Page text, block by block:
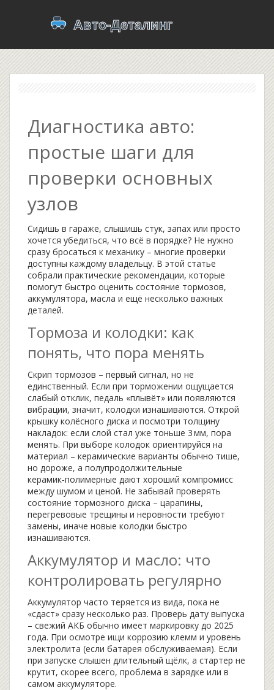
Диагностика авто:
простые шаги для
проверки основных
узлов
Сидишь в гараже, слышишь стук, запах или просто
хочется убедиться, что всё в порядке? Не нужно
сразу бросаться к механику – многие проверки
доступны каждому владельцу. В этой статье
собрали практические рекомендации, которые
помогут быстро оценить состояние тормозов,
аккумулятора, масла и ещё несколько важных
деталей.
Тормоза и колодки: как
понять, что пора менять
Скрип тормозов – первый сигнал, но не
единственный. Если при торможении ощущается
слабый отклик, педаль «плывёт» или появляются
вибрации, значит, колодки изнашиваются. Открой
крышку колёсного диска и посмотри толщину
накладок: если слой стал уже тоньше 3 мм, пора
менять. При выборе колодок ориентируйся на
материал – керамические варианты обычно тише,
но дороже, а полупродолжительные
керамик‑полимерные дают хороший компромисс
между шумом и ценой. Не забывай проверять
состояние тормозного диска – царапины,
перегревовые трещины и неровности требуют
замены, иначе новые колодки быстро
изнашиваются.
Аккумулятор и масло: что
контролировать регулярно
Аккумулятор часто теряется из вида, пока не
«сдаст» сразу несколько раз. Проверь дату выпуска
– свежий АКБ обычно имеет маркировку до 2025
года. При осмотре ищи коррозию клемм и уровень
электролита (если батарея обслуживаемая). Если
при запуске слышен длительный щёлк, а стартер не
крутит, скорее всего, проблема в зарядке или в
самом аккумуляторе.